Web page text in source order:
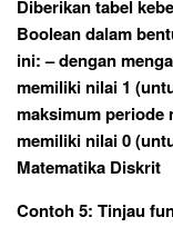
Diberikan tabel
Boolean dalam
ini: – dengan
memiliki nilai 1
maksimum periode
memiliki nilai 0
Matematika Diskrit
Contoh 5: Tinjau